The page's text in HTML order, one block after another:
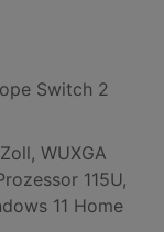
Switch 2
WUXGA
115U,
11 Home